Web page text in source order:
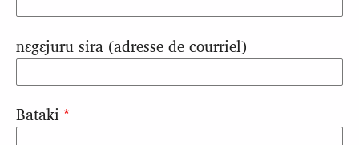
nɛgɛjuru sira (adresse de courriel)
Bataki